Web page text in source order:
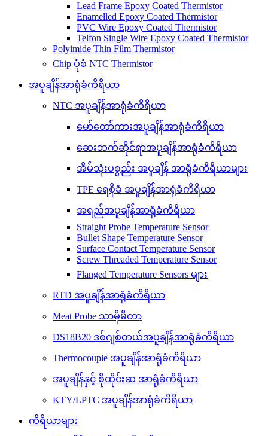
Lead Frame Epoxy Coated Thermistor
Enamelled Epoxy Coated Thermistor
PVC Wire Epoxy Coated Thermistor
Telfon Single Wire Epoxy Coated Thermistor
Polyimide Thin Film Thermistor
Chip ပုံစံ NTC Thermistor
အပူချိန်အာရုံခံကိရိယာ
NTC အပူချိန်အာရုံခံကိရိယာ
မော်တော်ကားအပူချိန်အာရုံခံကိရိယာ
ဆေးဘက်ဆိုင်ရာအပူချိန်အာရုံခံကိရိယာ
အိမ်သုံးပစ္စည်း အပူချိန် အာရုံခံကိရိယာများ
TPE ရေစိုခံ အပူချိန်အာရုံခံကိရိယာ
အရည်အပူချိန်အာရုံခံကိရိယာ
Straight Probe Temperature Sensor
Bullet Shape Temperature Sensor
Surface Contact Temperature Sensor
Screw Threaded Temperature Sensor
Flanged Temperature Sensors များ
RTD အပူချိန်အာရုံခံကိရိယာ
Meat Probe သာမိုမီတာ
DS18B20 ဒစ်ဂျစ်တယ်အပူချိန်အာရုံခံကိရိယာ
Thermocouple အပူချိန်အာရုံခံကိရိယာ
အပူချိန်နှင့် စိုထိုင်းဆ အာရုံခံကိရိယာ
KTY/LPTC အပူချိန်အာရုံခံကိရိယာ
ကိရိယာများ